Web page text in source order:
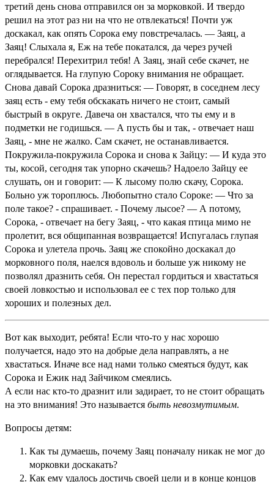
третий день снова отправился он за морковкой. И твердо
решил на этот раз ни на что не отвлекаться! Почти уж
доскакал, как опять Сорока ему повстречалась. — Заяц, а
Заяц! Слыхала я, Еж на тебе покатался, да через ручей
перебрался! Перехитрил тебя! А Заяц, знай себе скачет, не
оглядывается. На глупую Сороку внимания не обращает.
Снова давай Сорока дразниться: — Говорят, в соседнем лесу
заяц есть - ему тебя обскакать ничего не стоит, самый
быстрый в округе. Давеча он хвастался, что ты ему и в
подметки не годишься. — А пусть бы и так, - отвечает наш
Заяц, - мне не жалко. Сам скачет, не останавливается.
Покружила-покружила Сорока и снова к Зайцу: — И куда это
ты, косой, сегодня так упорно скачешь? Надоело Зайцу ее
слушать, он и говорит: — К лысому полю скачу, Сорока.
Больно уж тороплюсь. Любопытно стало Сороке: — Что за
поле такое? - спрашивает. - Почему лысое? — А потому,
Сорока, - отвечает на бегу Заяц, - что какая птица мимо не
пролетит, вся общипанная возвращается! Испугалась глупая
Сорока и улетела прочь. Заяц же спокойно доскакал до
морковного поля, наелся вдоволь и больше уж никому не
позволял дразнить себя. Он перестал гордиться и хвастаться
своей ловкостью и использовал ее с тех пор только для
хороших и полезных дел.
Вот как выходит, ребята! Если что-то у нас хорошо
получается, надо это на добрые дела направлять, а не
хвастаться. Иначе все над нами только смеяться будут, как
Сорока и Ежик над Зайчиком смеялись.
А если нас кто-то дразнит или задирает, то не стоит обращать
на это внимания! Это называется быть невозмутимым.
Вопросы детям:
Как ты думаешь, почему Заяц поначалу никак не мог до
морковки доскакать?
Как ему удалось достичь своей цели и в конце концов